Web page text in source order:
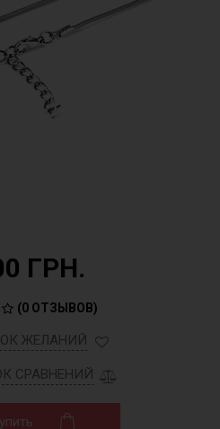
ГРН.
(0 ОТЗЫВОВ)
ЖЕЛАНИЙ
СРАВНЕНИЙ